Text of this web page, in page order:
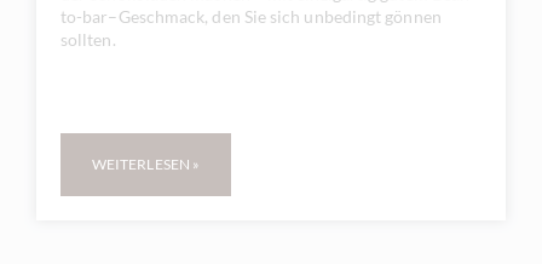
to-bar–Geschmack, den Sie sich unbedingt gönnen
sollten.
WEITERLESEN »